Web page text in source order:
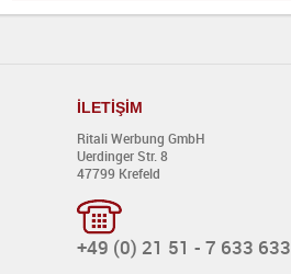
İLETİŞİM
Ritali Werbung GmbH
Uerdinger Str. 8
47799 Krefeld
+49 (0) 21 51 - 7 633 633